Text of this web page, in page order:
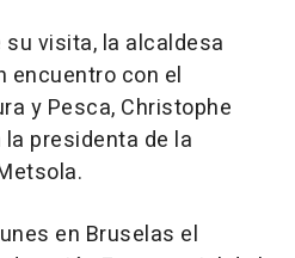
su visita, la alcaldesa
encuentro con el
y Pesca, Christophe
presidenta de la
en Bruselas el